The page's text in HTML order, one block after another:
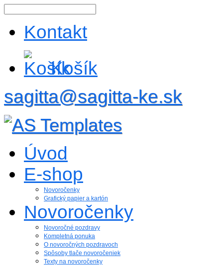
Kontakt
Košík
sagitta@sagitta-ke.sk
Úvod
E-shop
Novoročenky
Grafický papier a kartón
Novoročenky
Novoročné pozdravy
Kompletná ponuka
O novoročných pozdravoch
Spôsoby tlače novoročeniek
Texty na novoročenky